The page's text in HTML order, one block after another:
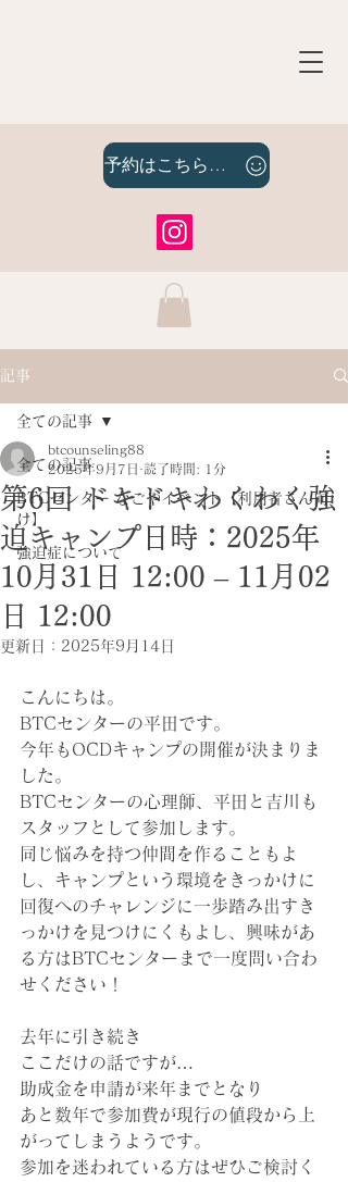
予約はこちらをクリック
記事
全ての記事
BTCセンター なごやイベント【利用者さん向
け】
強迫症について
全ての記事
第6回 ドキドキわくわく強
迫キャンプ日時：2025年
10月31日 12:00 – 11月02
日 12:00
btcounseling88
2025年9月7日
読了時間: 1分
更新日： 2025年9月14日
こんにちは。
BTCセンターの平田です。
今年もOCDキャンプの開催が決まりま
した。
BTCセンターの心理師、平田と吉川も
スタッフとして参加します。
同じ悩みを持つ仲間を作ることもよ
し、キャンプという環境をきっかけに
回復へのチャレンジに一歩踏み出すき
っかけを見つけにくもよし、興味があ
る方はBTCセンターまで一度問い合わ
せください！
去年に引き続き
ここだけの話ですが…
助成金を申請が来年までとなり
あと数年で参加費が現行の値段から上
がってしまうようです。
参加を迷われている方はぜひご検討く